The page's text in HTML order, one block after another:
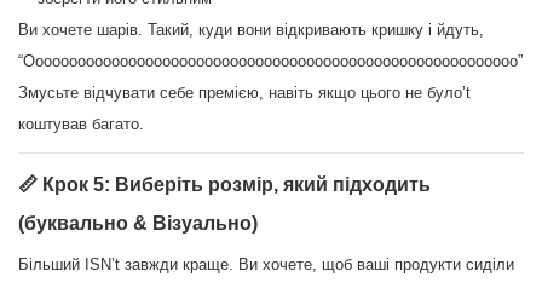
Ви хочете шарів. Такий, куди вони відкривають кришку і йдуть,
“Оооооооооооооооооооооооооооооооооооооооооооооооооооооооооо”
Змусьте відчувати себе премією, навіть якщо цього не було’t
коштував багато.
📏 Крок 5: Виберіть розмір, який підходить
(буквально & Візуально)
Більший ISN’t завжди краще. Ви хочете, щоб ваші продукти сиділи